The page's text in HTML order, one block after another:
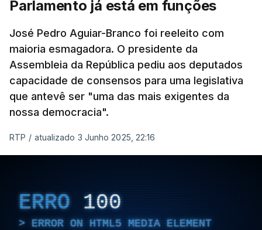
Parlamento já está em funções
José Pedro Aguiar-Branco foi reeleito com
maioria esmagadora. O presidente da
Assembleia da República pediu aos deputados
capacidade de consensos para uma legislativa
que antevê ser "uma das mais exigentes da
nossa democracia".
RTP / atualizado 3 Junho 2025, 22:16
ERRO 100
ERROR ON HTML5 MEDIA ELEMENT